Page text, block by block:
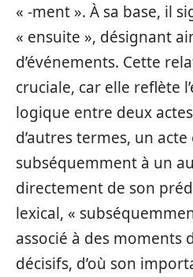
« -ment ». À sa base, il
« ensuite », désignant
d’événements. Cette
cruciale, car elle reflète
logique entre deux
d’autres termes, un acte
subséquemment à un
directement de son
lexical, «
associé à des moments
décisifs, d’où son